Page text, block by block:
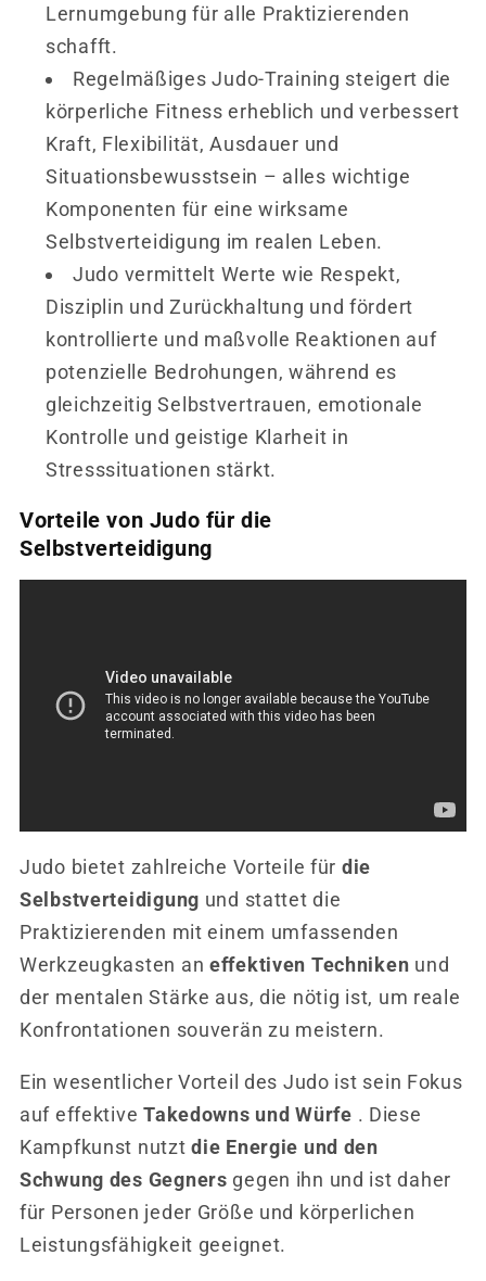
Lernumgebung für alle Praktizierenden
schafft.
Regelmäßiges Judo-Training steigert die
körperliche Fitness erheblich und verbessert
Kraft, Flexibilität, Ausdauer und
Situationsbewusstsein – alles wichtige
Komponenten für eine wirksame
Selbstverteidigung im realen Leben.
Judo vermittelt Werte wie Respekt,
Disziplin und Zurückhaltung und fördert
kontrollierte und maßvolle Reaktionen auf
potenzielle Bedrohungen, während es
gleichzeitig Selbstvertrauen, emotionale
Kontrolle und geistige Klarheit in
Stresssituationen stärkt.
Vorteile von Judo für die
Selbstverteidigung
Judo bietet zahlreiche Vorteile für die
Selbstverteidigung und stattet die
Praktizierenden mit einem umfassenden
Werkzeugkasten an effektiven Techniken und
der mentalen Stärke aus, die nötig ist, um reale
Konfrontationen souverän zu meistern.
Ein wesentlicher Vorteil des Judo ist sein Fokus
auf effektiveTakedowns und Würfe . Diese
Kampfkunst nutztdie Energie und den
Schwung des Gegners gegen ihn und ist daher
für Personen jeder Größe und körperlichen
Leistungsfähigkeit geeignet.